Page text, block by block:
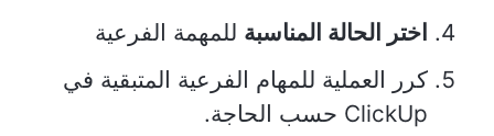
اختر الحالة المناسبة للمهمة الفرعية
كرر العملية للمهام الفرعية المتبقية في
ClickUp حسب الحاجة.